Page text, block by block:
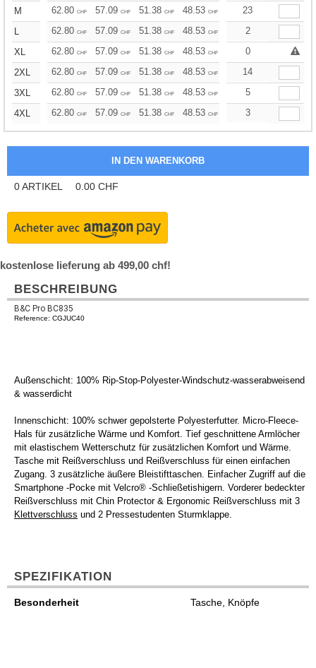
M
62.80 CHF 57.09 CHF 51.38 CHF 48.53 CHF 45.68 CHF
23
L
62.80 CHF 57.09 CHF 51.38 CHF 48.53 CHF 45.682
XL
62.80 CHF 57.09 CHF 51.38 CHF 48.53 CHF 45.68 42.82 CHF
0
2XL
62.80 CHF 57.09 CHF 51.38 CHF 48.53 CHF 45.68 CHF
14
3XL
62.80 CHF 57.09 CHF 51.38 CHF 48.53 CHF 45.685
4XL
62.80 CHF 57.09 CHF 51.38 CHF 48.53 CHF 45.683
0ARTIKEL 0.00 CHF
kostenlose lieferung ab 499,00 chf!
BESCHREIBUNG
B&C Pro BC835
Reference: CGJUC40
Außenschicht: 100% Rip-Stop-Polyester-Windschutz-wasserabweisend
& wasserdicht
Innenschicht: 100% schwer gepolsterte Polyesterfutter. Micro-Fleece-
Hals für zusätzliche Wärme und Komfort. Tief geschnittene Armlöcher
mit elastischem Wetterschutz für zusätzlichen Komfort und Wärme.
Tasche mit Reißverschluss und Reißverschluss für einen einfachen
Zugang. 3 zusätzliche äußere Bleistifttaschen. Einfacher Zugriff auf die
Smartphone -Pocke mit Velcro® -Schließetishigern. Vorderer bedeckter
Reißverschluss mit Chin Protector & Ergonomic Reißverschluss mit 3
Klettverschluss und 2 Pressestudenten Sturmklappe.
SPEZIFIKATION
Besonderheit Tasche, Knöpfe